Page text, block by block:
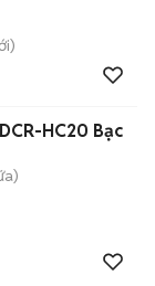
HC20 Bạc